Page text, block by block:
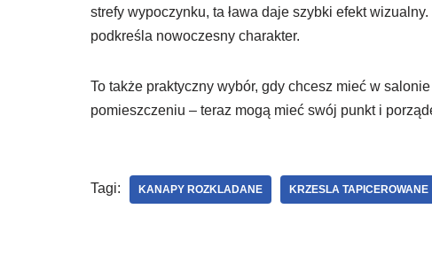
strefy wypoczynku, ta ława daje szybki efekt
podkreśla nowoczesny charakter.
To także praktyczny wybór, gdy chcesz mieć w
pomieszczeniu – teraz mogą mieć swój punkt i
Tagi: KANAPY ROZKLADANE KRZESLA TAPICEROWANE